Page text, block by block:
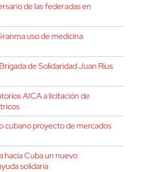
de las federadas en
uso de medicina
de Solidaridad Juan Rius
AICA a licitación de
cubano proyecto de mercados
hacia Cuba un nuevo
solidaria